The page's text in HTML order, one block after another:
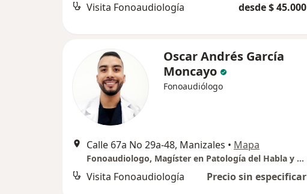
Visita Fonoaudiología desde $ 45.000
Oscar Andrés García
Moncayo
Fonoaudiólogo
Calle 67a No 29a-48, Manizales • Mapa
Fonoaudiologo, Magíster en Patología del Habla y el Lenguaje
Visita Fonoaudiología Precio sin especificar